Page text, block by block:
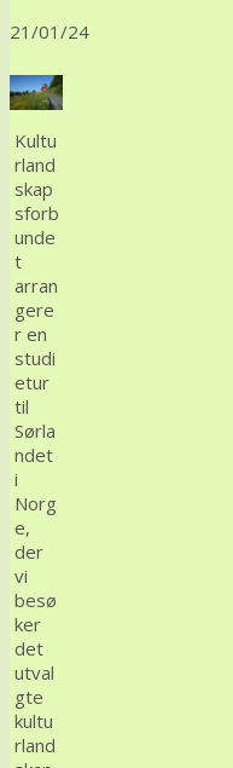
21/01/24
Kultu
rland
skap
sforb
unde
t
arran
gere
r en
studi
etur
til
Sørla
ndet
i
Norg
e,
der
vi
besø
ker
det
utval
gte
kultu
rland